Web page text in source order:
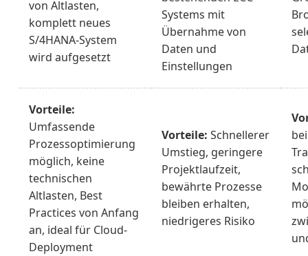
von Altlasten,
komplett neues
S/4HANA-System
wird aufgesetzt
Systems mit
Übernahme von
Daten und
Einstellungen
Vorteile:
Umfassende
Prozessoptimierung
möglich, keine
technischen
Altlasten, Best
Practices von Anfang
an, ideal für Cloud-
Deployment
Vorteile: Schnellerer
Umstieg, geringere
Projektlaufzeit,
bewährte Prozesse
bleiben erhalten,
niedrigeres Risiko